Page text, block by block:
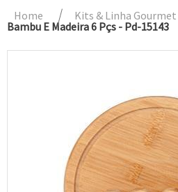
Home Kits & Linha Gourmet
Bambu E Madeira 6 Pçs - Pd-15143